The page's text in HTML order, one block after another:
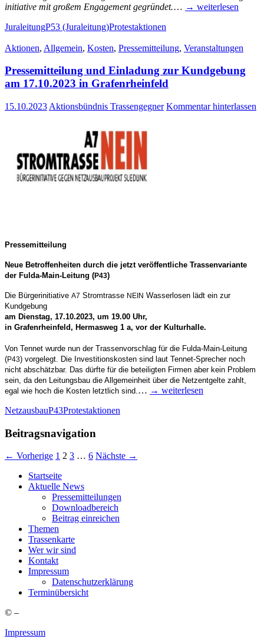
initia­ti­ve mit gro­ßem Enga­ge­ment gegrün­det.… → wei­ter­le­sen
JuraleitungP53 (Juraleitung)Protestaktionen
Aktionen, Allgemein, Kosten, Pressemitteilung, Veranstaltungen
Pres­se­mit­tei­lung und Ein­la­dung zur Kund­ge­bung
am 17.10.2023 in Grafenrheinfeld
15.10.2023 Aktionsbündnis Trassengegner Kommentar hinterlassen
Pres­se­mit­tei­lung
Neue Betrof­fen­hei­ten durch die jetzt ver­öf­fent­li­che Trassenvariante
der Ful­­da-Main-Lei­­tung (P43)
Die Bür­ger­initia­ti­ve A7 Strom­tras­se NEIN Was­ser­lo­sen lädt ein zur
Kundgebung
am Diens­tag, 17.10.2023, um 19.00 Uhr,
in Gra­fen­rhein­feld, Her­mas­weg 1 a, vor der Kulturhalle.
Von Ten­net wur­de nun der Tras­sen­vor­schlag für die Ful­­da-Main-Lei­­tung
(P43) vor­ge­legt. Die Inves­ti­ti­ons­kos­ten sind laut Ten­­net-Spre­cher noch
nicht abschätz­bar. Das dürf­te für die betei­lig­ten Fir­men aber kein Pro­blem
sein, da den Lei­tungs­bau die All­ge­mein­heit über die Netz­ent­gel­te zahlt,
egal wie hoch die Kos­ten letzt­lich sind.… → wei­ter­le­sen
NetzausbauP43Protestaktionen
Beitragsnavigation
← Vorherige 1 2 3 … 6 Nächste →
Start­sei­te
Aktu­el­le News
Pres­se­mit­tei­lun­gen
Down­load­be­reich
Bei­trag einreichen
The­men
Tras­sen­kar­te
Wer wir sind
Kon­takt
Impres­sum
Daten­schutz­er­klä­rung
Ter­min­über­sicht
© –
Impressum